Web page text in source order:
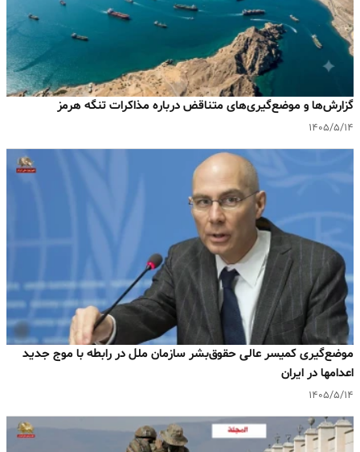
گزارش‌ها و موضع‌گیری‌های متناقض درباره مذاکرات تنگه هرمز
۱۴۰۵/۵/۱۴
موضع‌گیری کمیسر عالی حقوق‌بشر سازمان ملل در رابطه با موج جدید
اعدامها در ایران
۱۴۰۵/۵/۱۴